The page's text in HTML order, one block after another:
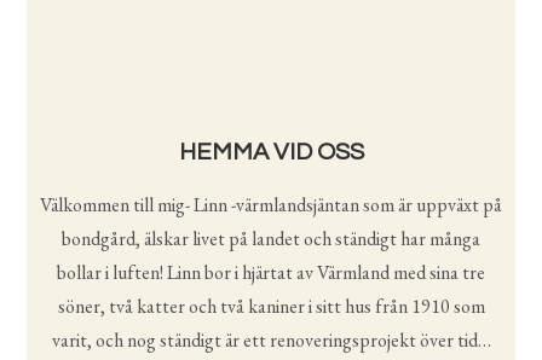
HEMMA VID OSS
Välkommen till mig- Linn -värmlandsjäntan som är uppväxt på
bondgård, älskar livet på landet och ständigt har många
bollar i luften! Linn bor i hjärtat av Värmland med sina tre
söner, två katter och två kaniner i sitt hus från 1910 som
varit, och nog ständigt är ett renoveringsprojekt över tid…